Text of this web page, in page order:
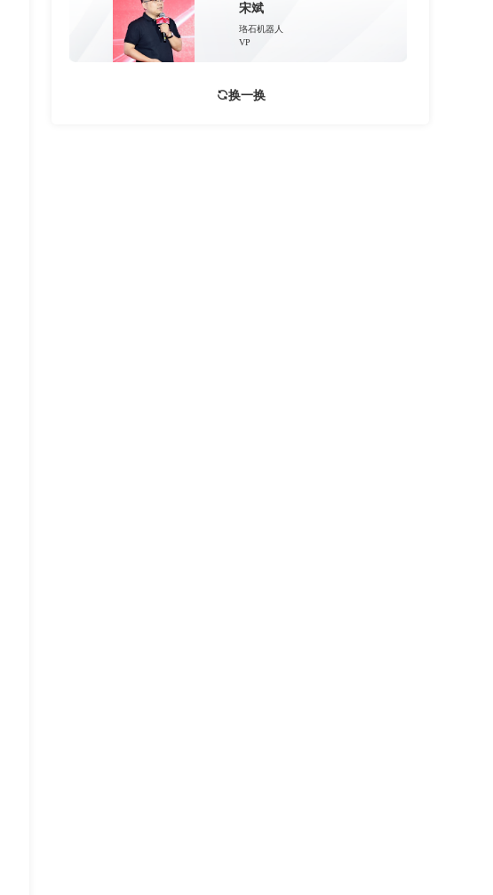
宋斌
珞石机器人
VP
换一换